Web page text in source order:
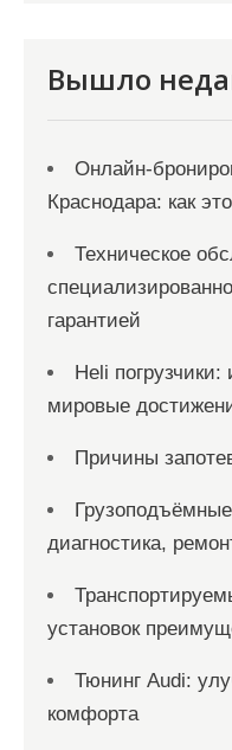
Вышло
Краснодара: как
Техническое
гарантией
Heli
мировые
Причины
диагностика,
установок
Тюнинг Audi:
комфорта